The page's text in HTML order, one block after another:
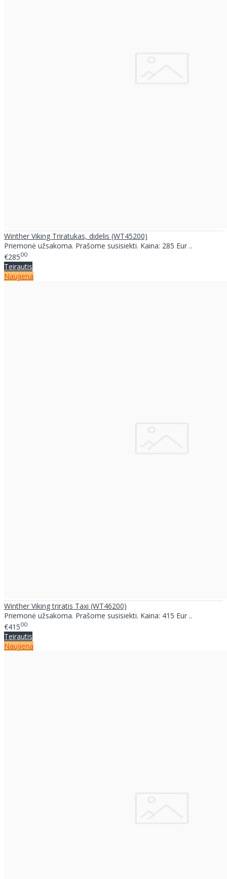
Winther Viking Triratukas, didelis (WT45200)
Priemonė užsakoma. Prašome susisiekti. Kaina: 285 Eur ..
€28500
Teirautis
Naujiena
Winther Viking triratis Taxi (WT46200)
Priemonė užsakoma. Prašome susisiekti. Kaina: 415 Eur ..
€41500
Teirautis
Naujiena